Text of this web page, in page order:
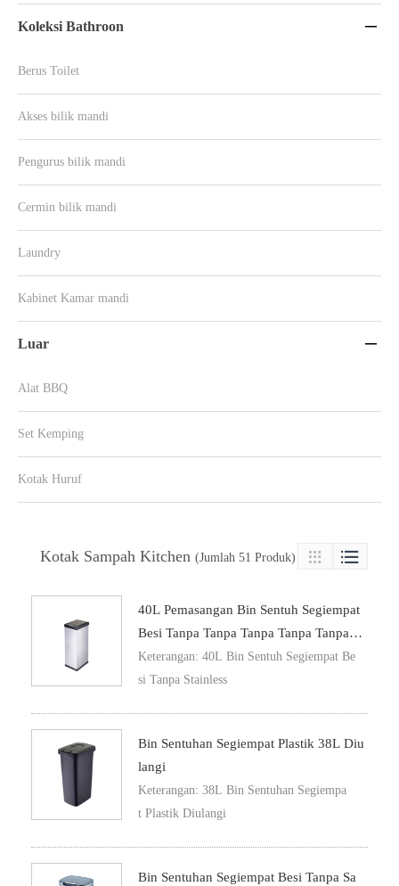
Koleksi Bathroon 
Berus Toilet
Akses bilik mandi
Pengurus bilik mandi
Cermin bilik mandi
Laundry
Kabinet Kamar mandi
Luar 
Alat BBQ
Set Kemping
Kotak Huruf
Kotak Sampah Kitchen (Jumlah 51 Produk)  
40L Pemasangan Bin Sentuh Segiempat
Besi Tanpa Tanpa Tanpa Tanpa Tanpa T
Anpa Tanpa Tanpa Tanpa Tanpa Tanpa T
Anpa Tanpa Tanpa Tanpa
Keterangan: 40L Bin Sentuh Segiempat Be
si Tanpa Stainless
Bin Sentuhan Segiempat Plastik 38L Diu
Langi
Keterangan: 38L Bin Sentuhan Segiempa
t Plastik Diulangi
Bin Sentuhan Segiempat Besi Tanpa Sa